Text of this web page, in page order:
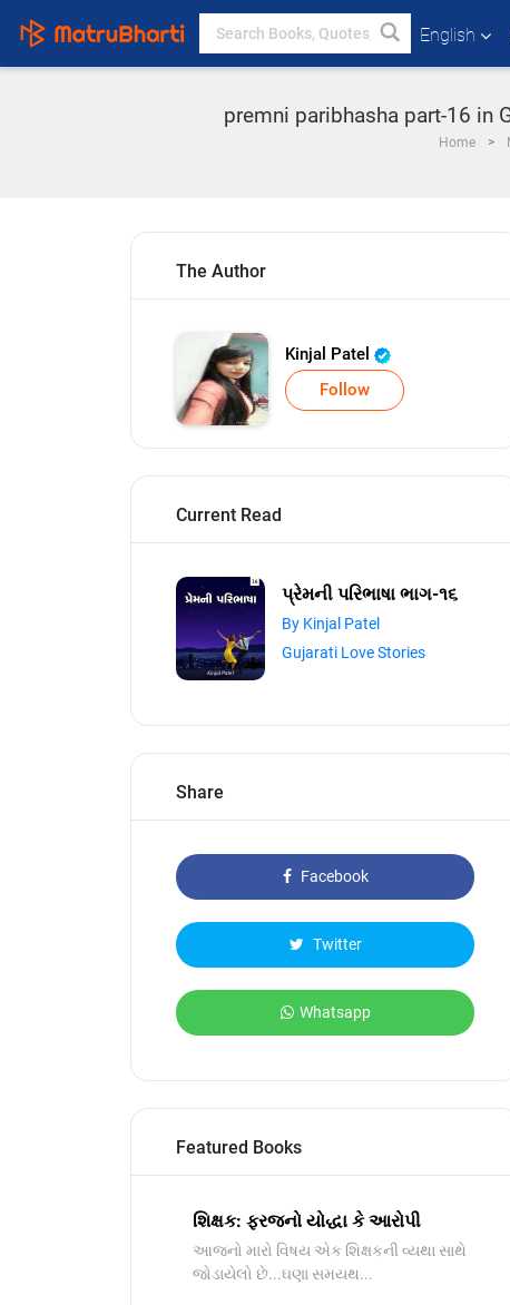
English
premni paribhasha part-16 in
Home
The Author
Kinjal Patel
Follow
Current Read
પ્રેમની પરિભાષા ભાગ-૧૬
By Kinjal Patel
Gujarati Love Stories
Share
Facebook
Twitter
Whatsapp
Featured Books
શિક્ષક: ફરજનો યોદ્ધા કે આરોપી
આજનો મારો વિષય એક શિક્ષકની વ્યથા સાથે
જોડાયેલો છે...ઘણા સમયથ...